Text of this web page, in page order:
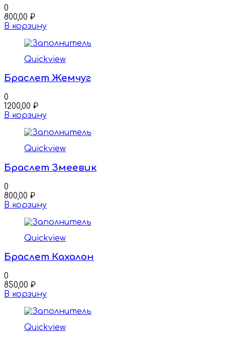
0
800,00 ₽
В корзину
Quickview
Браслет Жемчуг
0
1200,00 ₽
В корзину
Quickview
Браслет Змеевик
0
800,00 ₽
В корзину
Quickview
Браслет Кахалон
0
850,00 ₽
В корзину
Quickview